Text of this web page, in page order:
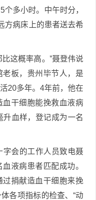
多小时。中午时分，
方病床上的患者送去希
这概率高。”聂登伟说
板，贵州毕节人，是
20多年。4年前，他在
干细胞能挽救血液病
血样，登记成为一名
会的工作人员致电聂
液病患者匹配成功。
过捐献造血干细胞来挽
各项指标的检查、“动